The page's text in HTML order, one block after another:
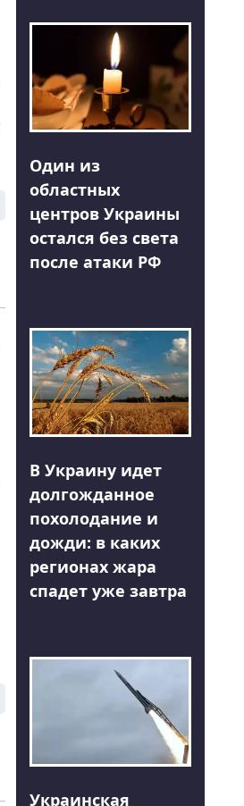
Один из
областных
центров Украины
остался без света
после атаки РФ
В Украину идет
долгожданное
похолодание и
дожди: в каких
регионах жара
спадет уже завтра
Украинская